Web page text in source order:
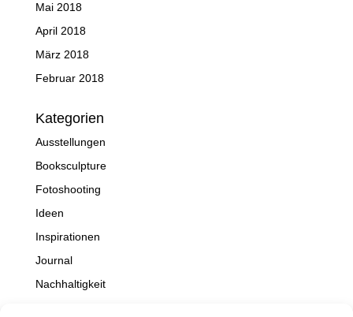
Mai 2018
April 2018
März 2018
Februar 2018
Kategorien
Ausstellungen
Booksculpture
Fotoshooting
Ideen
Inspirationen
Journal
Nachhaltigkeit